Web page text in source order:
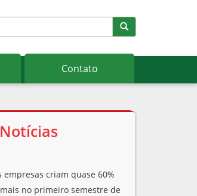
Contato
Notícias
empresas criam quase 60%
no primeiro semestre de